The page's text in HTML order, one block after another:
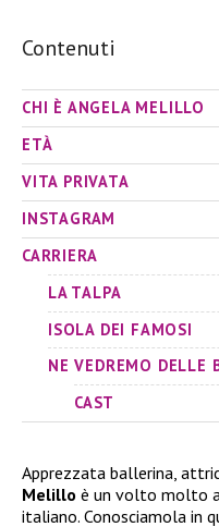
Contenuti
CHI È ANGELA MELILLO
ETÀ
VITA PRIVATA
INSTAGRAM
CARRIERA
LA TALPA
ISOLA DEI FAMOSI
NE VEDREMO DELLE
CAST
Apprezzata ballerina,
Melillo è un volto molto
italiano. Conosciamola in